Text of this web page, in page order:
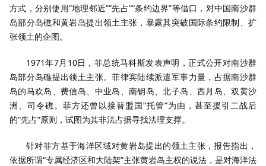
方式，分别使用“地理邻近”“先占”“条约边界”等借口，对中国南沙群
岛部分岛礁和黄岩岛提出领土主张，暴露其突破国际条约限制、扩
张领土的企图。
1971年7月10日，菲总统马科斯发表声明，正式公开对南沙群
岛部分岛礁提出领土主张。菲律宾陆续派遣军事力量，占据南沙群
岛的马欢岛、费信岛、中业岛、南钥岛、北子岛、西月岛、双黄沙
洲、司令礁。菲方还曾以接替盟国“托管”为由，甚至援引二战后
的“先占”原则，试图为其非法占据寻找法理支撑。
针对菲方基于海洋区域对黄岩岛提出的领土主张，报告指出，
依据所谓“专属经济区和大陆架”主张黄岩岛主权的说法，是对海洋法